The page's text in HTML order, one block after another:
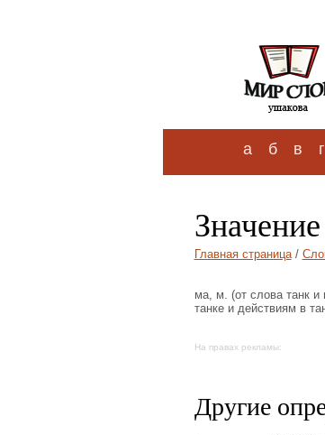
а б в г
Главная страница/
ма, м. (от слова танк и
танке и действиям в
На правах рекламы:
Другие